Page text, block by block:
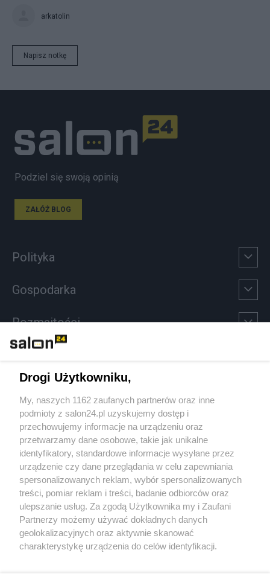
arkatolin
Napisz notkę
Podziel się swoją opinią
ZAŁÓŻ BLOG
Polityka
Gospodarka
Rozmaitości
Sport
Społeczeństwo
Kultura
X Facebook Instagram Youtube
Drogi Użytkowniku,
My, naszych 1162 zaufanych partnerów oraz inne
podmioty z salon24.pl uzyskujemy dostęp i
przechowujemy informacje na urządzeniu oraz
przetwarzamy dane osobowe, takie jak unikalne
identyfikatory, standardowe informacje wysyłane przez
urządzenie czy dane przeglądania w celu zapewniania
spersonalizowanych reklam, wybór spersonalizowanych
treści, pomiar reklam i treści, badanie odbiorców oraz
ulepszanie usług. Za zgodą Użytkownika my i Zaufani
Partnerzy możemy używać dokładnych danych
geolokalizacyjnych oraz aktywnie skanować
charakterystykę urządzenia do celów identyfikacji.